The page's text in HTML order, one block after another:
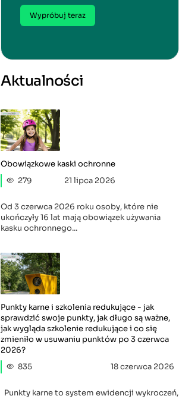
Wypróbuj teraz
Aktualności
Obowiązkowe kaski ochronne
279
21 lipca 2026
Od 3 czerwca 2026 roku osoby, które nie
ukończyły 16 lat mają obowiązek używania
kasku ochronnego...
Punkty karne i szkolenia redukujące - jak
sprawdzić swoje punkty, jak długo są ważne,
jak wygląda szkolenie redukujące i co się
zmieniło w usuwaniu punktów po 3 czerwca
2026?
835
18 czerwca 2026
Punkty karne to system ewidencji wykroczeń,